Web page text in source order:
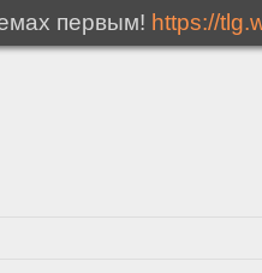
первым! https://